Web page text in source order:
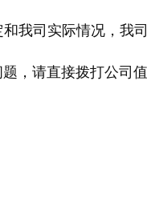
我司实际情况，我
，请直接拨打公司